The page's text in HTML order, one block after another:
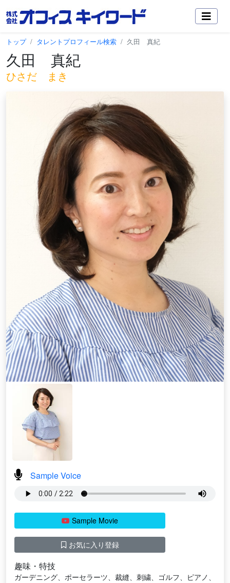
トップ タレントプロフィール検索 久田 真紀
久田 真紀
ひさだ まき
Sample Voice
Sample Movie
お気に入り登録
趣味・特技
ガーデニング、ポーセラーツ、裁縫、刺繍、ゴルフ、ピアノ、